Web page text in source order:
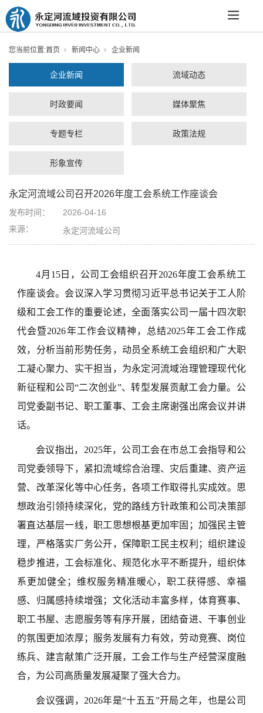
您当前位置:首页 新闻中心 企业新闻
企业新闻 流域动态
时政要闻 媒体聚焦
专题专栏 政策法规
形象宣传
永定河流域公司召开2026年度工会系统工作座谈会
发布时间：
2026-04-16
来源：
永定河流域公司
4月15日，公司工会组织召开2026年度工会系统工
作座谈会。会议深入学习贯彻习近平总书记关于工人阶
级和工会工作的重要论述，全面落实公司一届十四次职
代会暨2026年工作会议精神，总结2025年工会工作成
效，分析当前形势任务，动员全系统工会组织和广大职
工凝心聚力、实干担当，为永定河流域治理管理现代化
新征程和公司“二次创业”、转型发展贡献工会力量。公
司党委副书记、职工董事、工会主席谢强出席会议并讲
话。
会议指出，2025年，公司工会在市总工会指导和公
司党委领导下，紧扣流域综合治理、灾后重建、资产运
营、改革深化等中心任务，各项工作取得扎实成效。思
想政治引领持续深化，党的路线方针政策和公司决策部
署直达基层一线，职工思想根基更加牢固；加强民主管
理，严格落实厂务公开，保障职工民主权利；组织建设
稳步推进，工会标准化、规范化水平不断提升，组织体
系更加健全；维权服务精准暖心，职工获得感、幸福
感、归属感持续增强；文化活动丰富多样，体育赛事、
职工书屋、志愿服务等有序开展，团结奋进、干事创业
的氛围更加浓厚；服务发展有力有效，劳动竞赛、岗位
练兵、建言献策广泛开展，工会工作与生产经营深度融
合，为公司高质量发展凝聚了强大合力。
会议强调，2026年是“十五五”开局之年，也是公司